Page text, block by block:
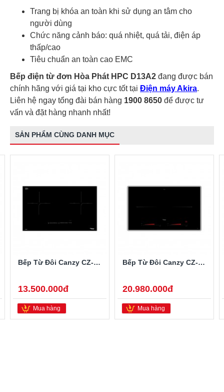
Trang bị khóa an toàn khi sử dụng an tâm cho
người dùng
Chức năng cảnh báo: quá nhiệt, quá tải, điện áp
thấp/cao
Tiêu chuẩn an toàn cao EMC
Bếp điện từ đơn Hòa Phát HPC D13A2 đang được bán
chính hãng với giá tại kho cực tốt tại Điện máy Akira.
Liên hệ ngay tổng đài bán hàng 1900 8650 để được tư
vấn và đặt hàng nhanh nhất!
SẢN PHẨM CÙNG DANH MỤC
Bếp Từ Đôi Canzy CZ-922P
13.500.000đ
Mua hàng
Bếp Từ Đôi Canzy CZ-702IP
20.980.000đ
Mua hàng